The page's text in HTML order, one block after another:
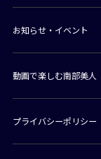
お知らせ・イベント
動画で楽しむ南部美人
プライバシーポリシー